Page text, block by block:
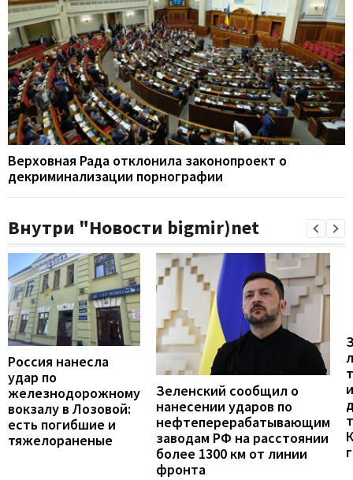
Верховная Рада отклонила законопроект о
декриминализации порнографии
Внутри "Новости bigmir)net
Россия нанесла
удар по
железнодорожному
вокзалу в Лозовой:
есть погибшие и
тяжелораненые
Зеленский сообщил о
нанесении ударов по
нефтеперерабатывающим
заводам РФ на расстоянии
более 1300 км от линии
фронта